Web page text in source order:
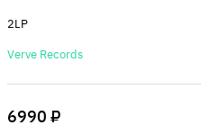
2LP
Verve Records
6990 ₽